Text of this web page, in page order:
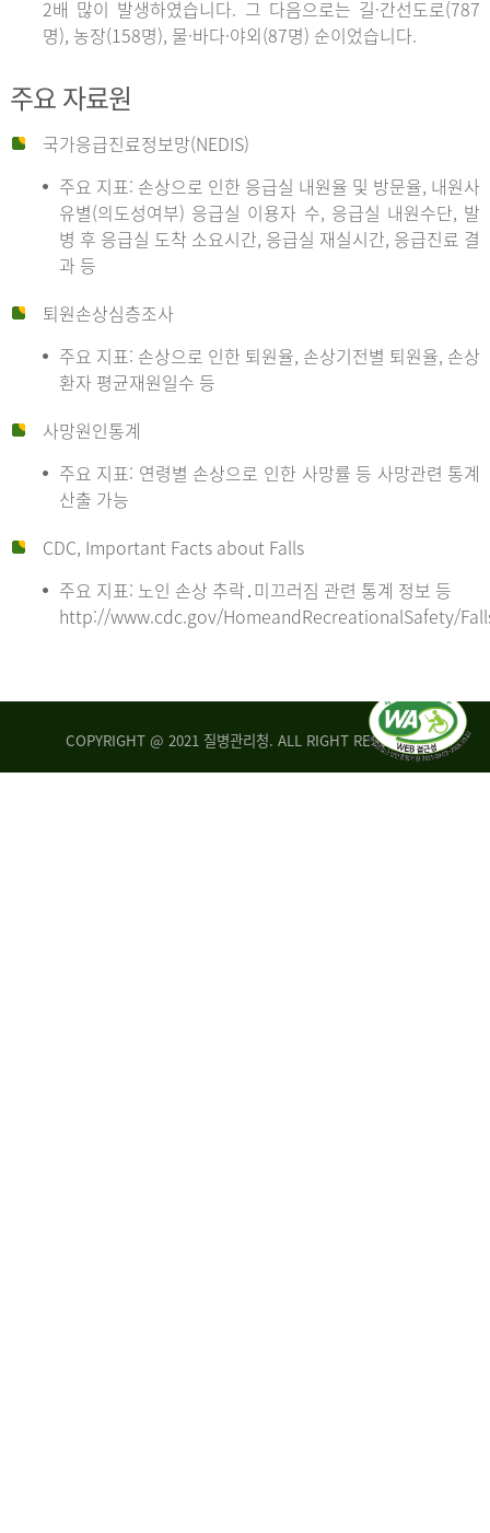
2배 많이 발생하였습니다. 그 다음으로는 길·간선도로(787
명), 농장(158명), 물·바다·야외(87명) 순이었습니다.
주요 자료원
국가응급진료정보망(NEDIS)
주요 지표: 손상으로 인한 응급실 내원율 및 방문율, 내원사
유별(의도성여부) 응급실 이용자 수, 응급실 내원수단, 발
병 후 응급실 도착 소요시간, 응급실 재실시간, 응급진료 결
과 등
퇴원손상심층조사
주요 지표: 손상으로 인한 퇴원율, 손상기전별 퇴원율, 손상
환자 평균재원일수 등
사망원인통계
주요 지표: 연령별 손상으로 인한 사망률 등 사망관련 통계
산출 가능
CDC, Important Facts about Falls
주요 지표: 노인 손상 추락․미끄러짐 관련 통계 정보 등
http://www.cdc.gov/HomeandRecreationalSafety/
COPYRIGHT @ 2021 질병관리청. ALL RIGHT RESERVED